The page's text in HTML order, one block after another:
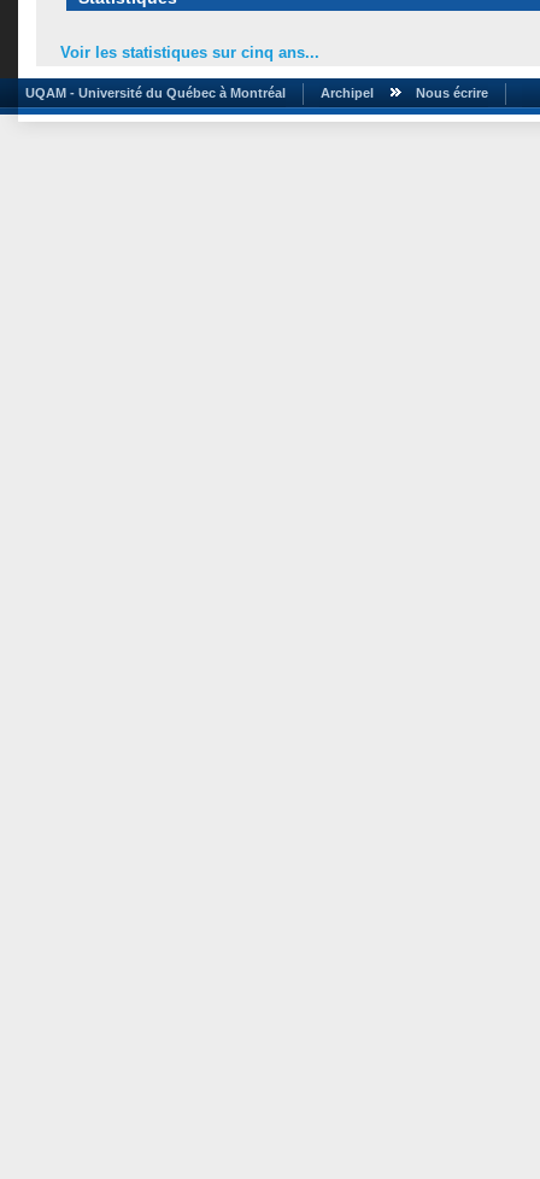
Voir les statistiques sur cinq ans...
UQAM - Université du Québec à Montréal Archipel Nous écrire